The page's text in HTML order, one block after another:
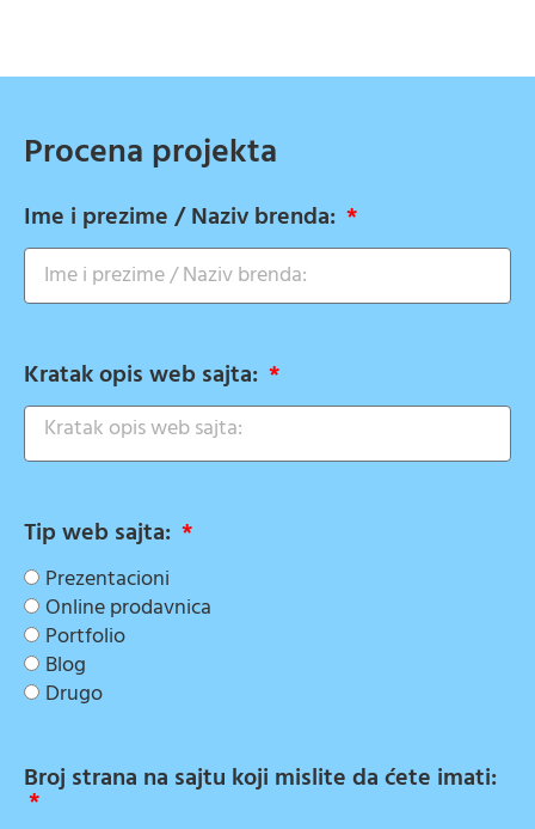
Procena projekta
Ime i prezime / Naziv brenda:
Kratak opis web sajta:
Tip web sajta:
Prezentacioni
Online prodavnica
Portfolio
Blog
Drugo
Broj strana na sajtu koji mislite da ćete imati: